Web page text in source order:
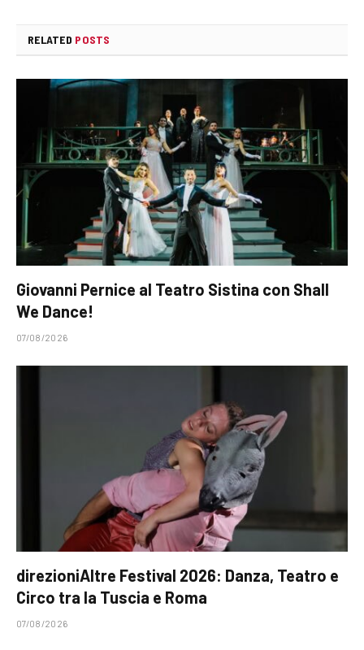
RELATED POSTS
Giovanni Pernice al Teatro Sistina con Shall
We Dance!
07/08/2026
direzioniAltre Festival 2026: Danza, Teatro e
Circo tra la Tuscia e Roma
07/08/2026